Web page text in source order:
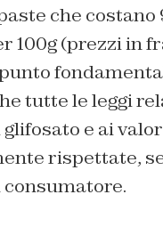
che costano
100g (prezzi in
tutte le leggi
glifosato e ai
rispettate,